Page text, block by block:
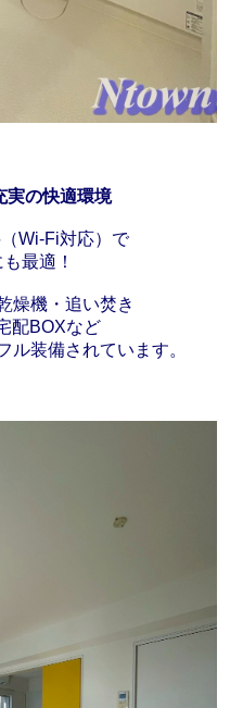
実の快適環境
Wi-Fi対応）で
最適！
燥機・追い焚き
配BOXなど
ル装備されています。